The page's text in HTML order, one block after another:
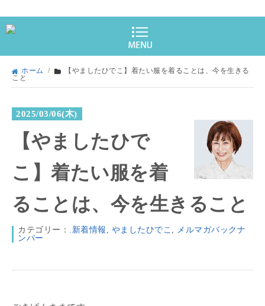
ホーム /
【やましたひでこ】着たい服を着ることは、今を生きる
こと
2025/03/06(木)
【やましたひで
こ】着たい服を着
ることは、今を生きること
カテゴリー： .新着情報 , やましたひでこ , メルマガバックナ
ンバー